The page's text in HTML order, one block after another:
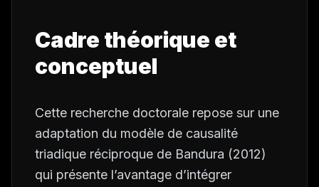
Cadre théorique et
conceptuel
Cette recherche doctorale repose sur une
adaptation du modèle de causalité
triadique réciproque de Bandura (2012)
qui présente l’avantage d’intégrer